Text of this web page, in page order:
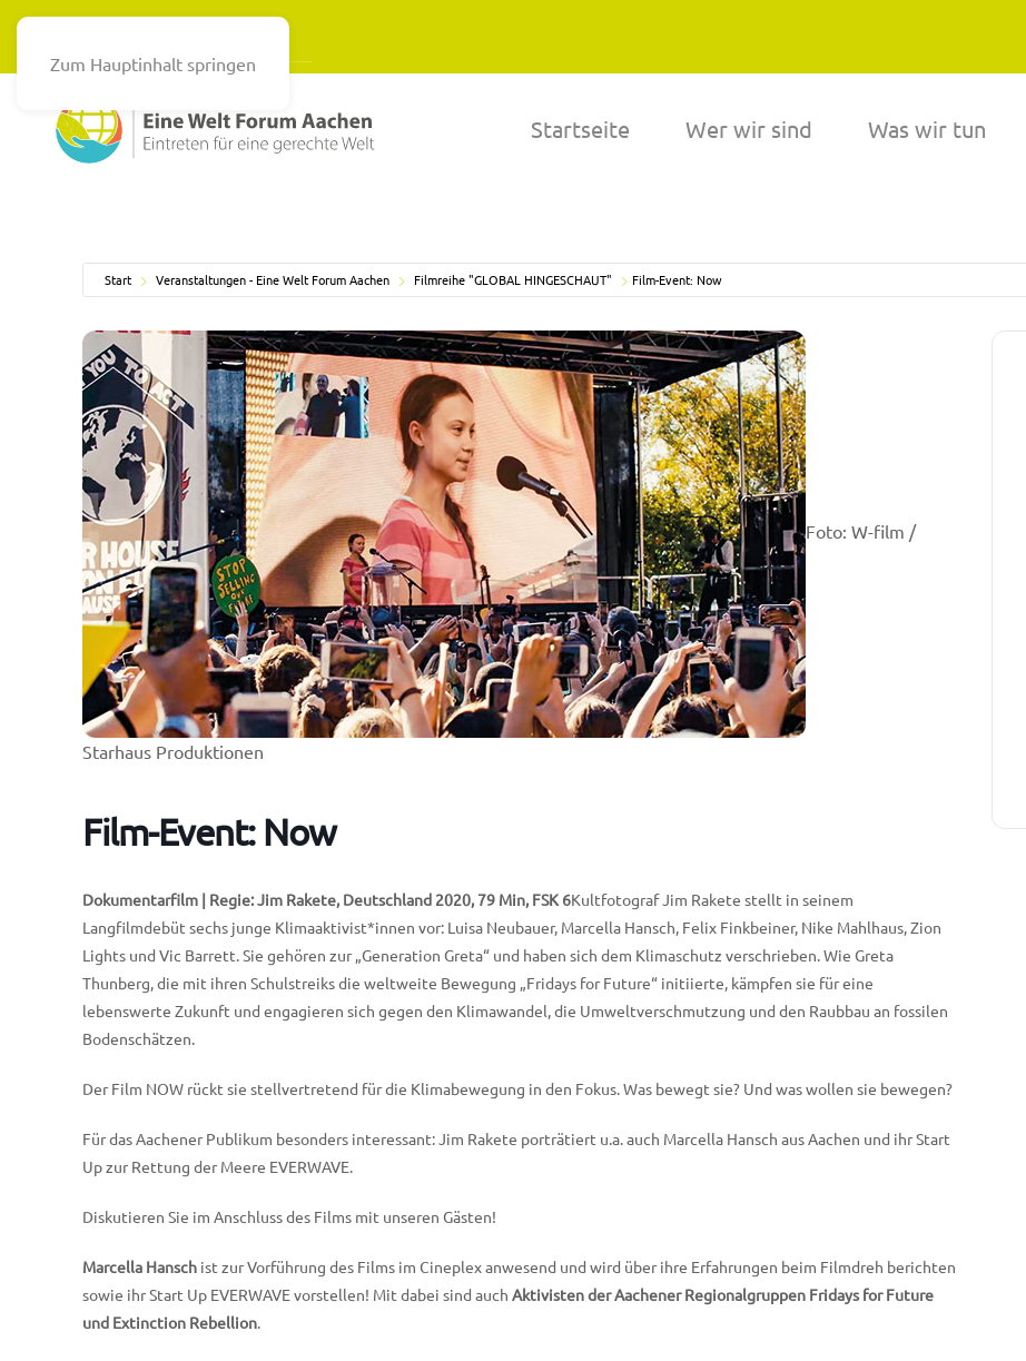
Zum Hauptinhalt springen
Startseite Wer wir sind Was wir tun
Start Veranstaltungen - Eine Welt Forum Aachen Filmreihe "GLOBAL HINGESCHAUT" Film-Event: Now
Foto: W-film /
Starhaus Produktionen
Film-Event: Now
Dokumentarfilm | Regie: Jim Rakete, Deutschland 2020, 79 Min, FSK 6Kultfotograf Jim Rakete stellt in seinem
Langfilmdebüt sechs junge Klimaaktivist*innen vor: Luisa Neubauer, Marcella Hansch, Felix Finkbeiner, Nike Mahlhaus, Zion
Lights und Vic Barrett. Sie gehören zur „Generation Greta“ und haben sich dem Klimaschutz verschrieben. Wie Greta
Thunberg, die mit ihren Schulstreiks die weltweite Bewegung „Fridays for Future“ initiierte, kämpfen sie für eine
lebenswerte Zukunft und engagieren sich gegen den Klimawandel, die Umweltverschmutzung und den Raubbau an fossilen
Bodenschätzen.
Der Film NOW rückt sie stellvertretend für die Klimabewegung in den Fokus. Was bewegt sie? Und was wollen sie bewegen?
Für das Aachener Publikum besonders interessant: Jim Rakete porträtiert u.a. auch Marcella Hansch aus Aachen und ihr Start
Up zur Rettung der Meere EVERWAVE.
Diskutieren Sie im Anschluss des Films mit unseren Gästen!
Marcella Hansch ist zur Vorführung des Films im Cineplex anwesend und wird über ihre Erfahrungen beim Filmdreh berichten
sowie ihr Start Up EVERWAVE vorstellen! Mit dabei sind auch Aktivisten der Aachener Regionalgruppen Fridays for Future
und Extinction Rebellion.